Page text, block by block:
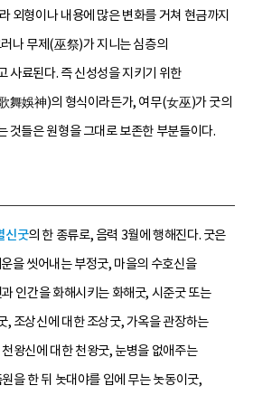
외형이나 내용에 많은 변화를 거쳐 현금까지
나 무제(巫祭)가 지니는 심층의
사료된다. 즉 신성성을 지키기 위한
舞娛神)의 형식이라든가, 여무(女巫)가 굿의
것들은 원형을 그대로 보존한 부분들이다.
신굿의 한 종류로, 음력 3월에 행해진다. 굿은
을 씻어내는 부정굿, 마을의 수호신을
인간을 화해시키는 화해굿, 시준굿 또는
, 조상신에 대한 조상굿, 가옥을 관장하는
왕신에 대한 천왕굿, 눈병을 없애주는
을 한 뒤 놋대야를 입에 무는 놋동이굿,